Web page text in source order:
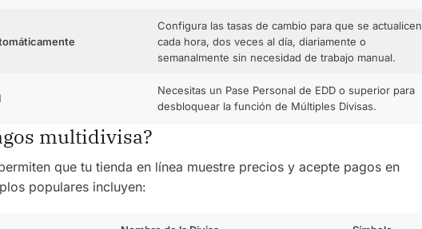
Configura las tasas de cambio para que se actualicen
cada hora, dos veces al día, diariamente o
semanalmente sin necesidad de trabajo manual.
Necesitas un Pase Personal de EDD o superior para
desbloquear la función de Múltiples Divisas.
multidivisa?
que tu tienda en línea muestre precios y acepte pagos en
populares incluyen: